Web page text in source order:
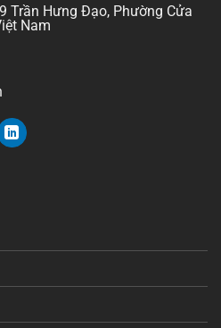
Trần Hưng Đạo, Phường Cửa
Nam